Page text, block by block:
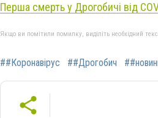
Перша смерть у Дрогобичі від
Якщо ви помітили помилку, виділіть необхідний
##Коронавірус ##Дрогобич